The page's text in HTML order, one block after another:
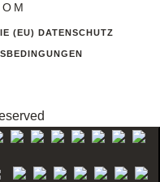
(EU) DATENSCHUTZ